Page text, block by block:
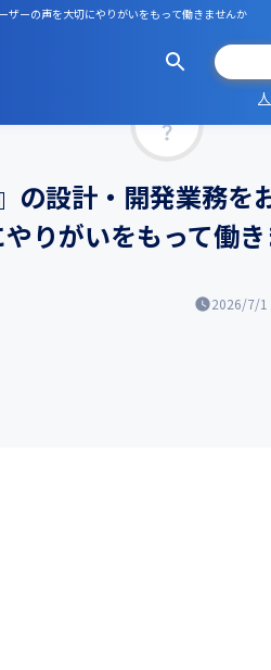
ザーの声を大切にやりがいをもって働きませんか
の設計・開発業務を
りがいをもって働き
2026/7/1